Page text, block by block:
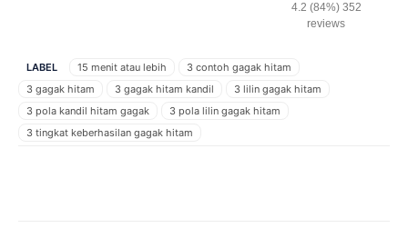
4.2 (84%) 352
reviews
LABEL 15 menit atau lebih
3 contoh gagak hitam
3 gagak hitam
3 gagak hitam kandil
3 lilin gagak hitam
3 pola kandil hitam gagak
3 pola lilin gagak hitam
3 tingkat keberhasilan gagak hitam